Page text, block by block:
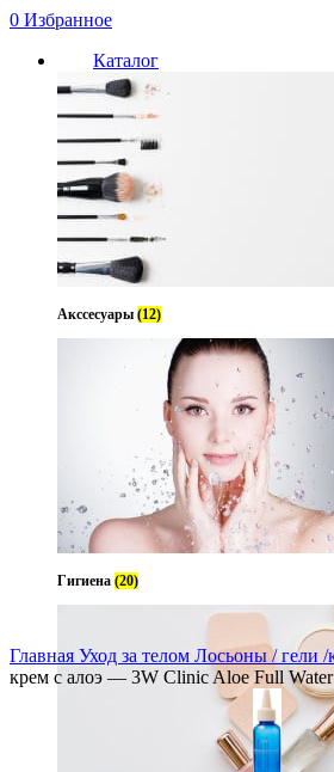
0 Избранное
Каталог
Акссесуары (12)
Гигиена (20)
Главная Уход за телом Лосьоны / гели
крем с алоэ — 3W Clinic Aloe Full